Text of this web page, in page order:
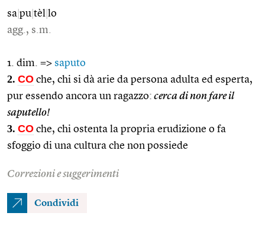
sa pu tèl lo
agg., s.m.
1. dim. => saputo
2. CO che, chi si dà arie da persona adulta ed esperta,
pur essendo ancora un ragazzo: cerca di non fare il
saputello!
3. CO che, chi ostenta la propria erudizione o fa
sfoggio di una cultura che non possiede
Correzioni e suggerimenti
Condividi